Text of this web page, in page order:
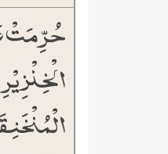
حُرِّمَتۡ